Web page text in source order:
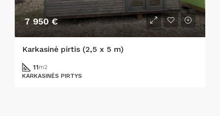
7 950 €
Karkasinė pirtis (2,5 x 5 m)
11m2
KARKASINĖS PIRTYS